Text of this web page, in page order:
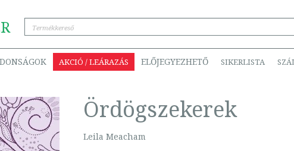
AKCIÓ / LEÁRAZÁS ELŐJEGYEZHETŐ SIKERLISTA
Ördögszekerek
Leila Meacham